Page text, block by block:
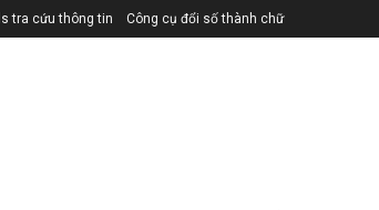
tra cứu thông tin Công cụ đổi số thành chữ